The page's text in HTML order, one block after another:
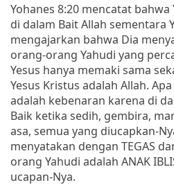
Yohanes 8:20 mencatat
di dalam Bait Allah sementara
mengajarkan bahwa Dia
orang-orang Yahudi yang
Yesus hanya memaki sama
Yesus Kristus adalah Allah.
adalah kebenaran karena di
Baik ketika sedih, gembira,
asa, semua yang diucapkan-
menyatakan dengan TEGAS
orang Yahudi adalah ANAK
ucapan-Nya.